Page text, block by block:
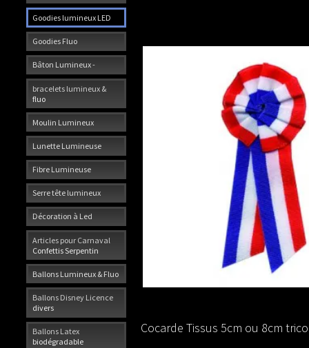
Goodies lumineux LED
Goodies Fluo
Bâton Lumineux -
bracelets lumineux &
fluo
Moulin Lumineux
Lunette Lumineuse
Fibre Lumineuse
Serre tête lumineux
Décoration à Led
Articles pour Carnaval
Confettis Serpentin
Ballons Lumineux & Fluo
Ballons Disney Licence
divers
Ballons Latex
biodégradable
Cocarde Tissus 5cm ou 8cm